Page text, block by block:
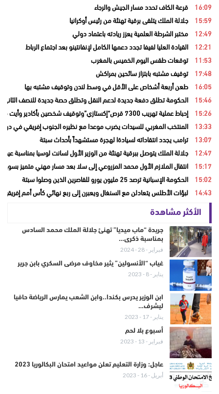
16:09 قرعة الكاف تحدد مسار الجيش والرجاء
15:59 جلالة الملك يتلقى برقية تهنئة من رئيس أوكرانيا
12:49 مختبر الشرطة العلمية يعزز ريادته باعتماد دولي
12:21 القيادة العليا لفيفا تجدد دعمها الكامل لإنفانتينو بعد اجتماع الرباط
11:53 توقعات طقس اليوم الخميس بالمغرب
17:48 توقيف مشتبه بابتزاز سائحين بمراكش
16:05 طعن أربعة أشخاص على الأقل في وسط لندن وتوقيف مشتبه بها
15:46 الحكومة تطلق دفعة جديدة لدعم النقل وتطلق حصة جديدة للنصف الثاني
15:26 إحباط عملية تهريب 7300 قرص“إكستازي”وتوقيف شخصين بأكادير وأيت ملول
13:33 المنتخب المغربي للسيدات يضرب موعدا مع نظيره الجنوب إفريقي في دور
13:07 ترامب يجدد انتقاداته لسيادةا لهجرة مستشهداً بأحداث سبتة
12:47 جلالة الملك يتوصل ببرقية تهنئة من الوزير الأول لسانت لوسيا بمناسبة
15:17 انتقال الملازم الأول محمد المزروعي إلى سلا بعد مسار مهني متميز بسوق
15:02 الحكومة الإسبانية ترصد 25 مليون يورو للقاصرين الذين وصلوا سبتة
14:43 لبؤات الأطلس يتعادلن مع السنغال ويعبرن إلى ربع نهائي كأس أمم إفريقيا
الأكثر مشاهدة
جريدة “ماب ميديا” تهنئ جلالة الملك محمد السادس
بمناسبة ذكرى…
فبراير - 28 - 2024
غياب “الأنسولين” يثير مخاوف مرضى السكري بابن جرير
يناير - 8 - 2023
ابن الوزير يدرس بكندا..وابن الشعب يمارس الرياضة حافيا
ليشرف…
يناير - 17 - 2023
أسبوع بلا لحم
فبراير - 13 - 2023
عاجل: وزارة التعليم تعلن مواعيد امتحان البكالوريا 2023
أبريل - 16 - 2023